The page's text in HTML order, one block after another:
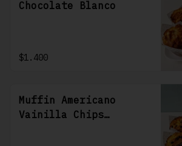
Chocolate Blanco
$1.400
Muffin Americano
Vainilla Chips